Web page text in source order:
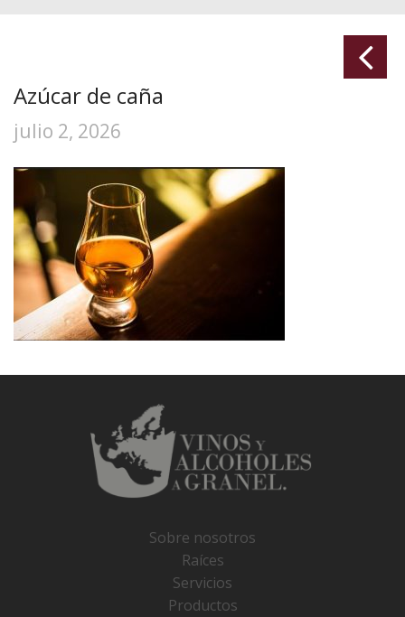
Azúcar de caña
julio 2, 2026
Sobre nosotros
Raíces
Servicios
Productos